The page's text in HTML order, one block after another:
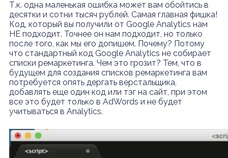
Т.к. одна маленькая ошибка может вам обойтись в
десятки и сотни тысяч рублей. Самая главная фишка!
Код, который вы получили от Google Analytics нам
НЕ подходит. Точнее он нам подходит, но только
после того, как мы его допишем. Почему? Потому
что стандартный код Google Analytics не собирает
списки ремаркетинга. Чем это грозит? Тем, что в
будущем для создания списков ремаркетинга вам
потребуется опять дергать верстальщика,
добавлять еще один код или тэг на сайт, при этом
все это будет только в AdWords и не будет
учитываться в Analytics.